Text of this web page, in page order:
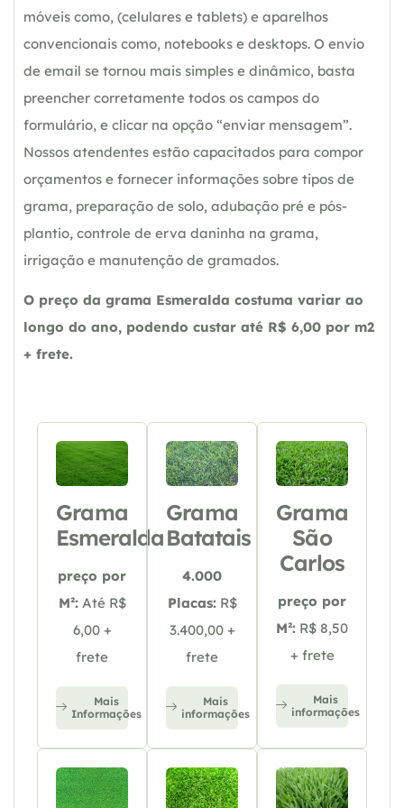
móveis como, (celulares e tablets) e aparelhos
convencionais como, notebooks e desktops. O envio
de email se tornou mais simples e dinâmico, basta
preencher corretamente todos os campos do
formulário, e clicar na opção “enviar mensagem”.
Nossos atendentes estão capacitados para compor
orçamentos e fornecer informações sobre tipos de
grama, preparação de solo, adubação pré e pós-
plantio, controle de erva daninha na grama,
irrigação e manutenção de gramados.
O preço da grama Esmeralda costuma variar ao
longo do ano, podendo custar até R$ 6,00 por m2
+ frete.
Grama
Esmeralda
preço por
M²: Até R$
6,00 +
frete
Mais
Informações
Grama
Batatais
4.000
Placas: R$
3.400,00 +
frete
Mais
informações
Grama
São
Carlos
preço por
M²: R$ 8,50
+ frete
Mais
informações